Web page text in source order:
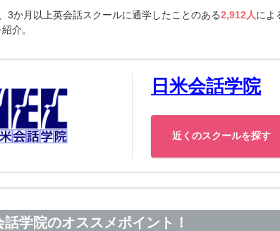
3か月以上英会話スクールに通学したことのある2,912人によ
介。
日米会話学院
近くのスクールを探す
話学院のオススメポイント！